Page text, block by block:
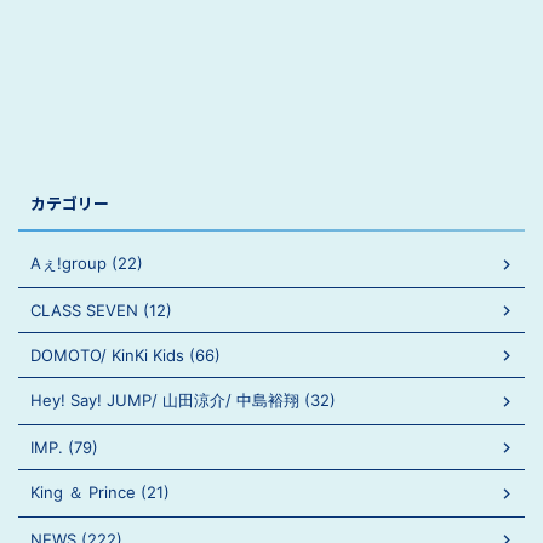
カテゴリー
Aぇ!group (22)
CLASS SEVEN (12)
DOMOTO/ KinKi Kids (66)
Hey! Say! JUMP/ 山田涼介/ 中島裕翔 (32)
IMP. (79)
King ＆ Prince (21)